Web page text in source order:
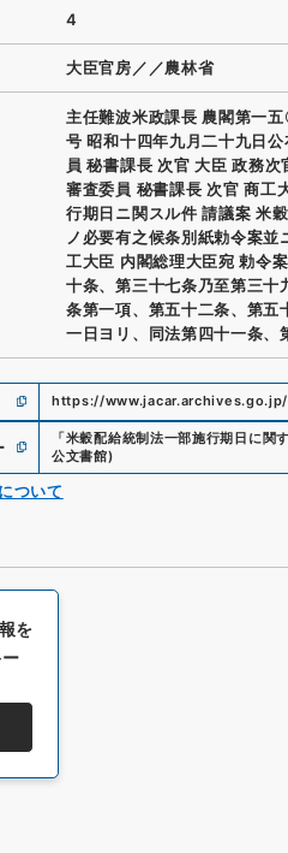
4
大臣官房／／農林省
主任難波米政課長 農閣第一
号 昭和十四年九月二十九日
員 秘書課長 次官 大臣 政務
審査委員 秘書課長 次官 商工
行期日ニ関スル件 請議案 米
ノ必要有之候条別紙勅令案
工大臣 内閣総理大臣宛 勅令
十条、第三十七条乃至第三十
条第一項、第五十二条、第五
一日ヨリ、同法第四十一条、
https://
「米穀配給統制法一部施行期日に関
公文書館)
ついて
を